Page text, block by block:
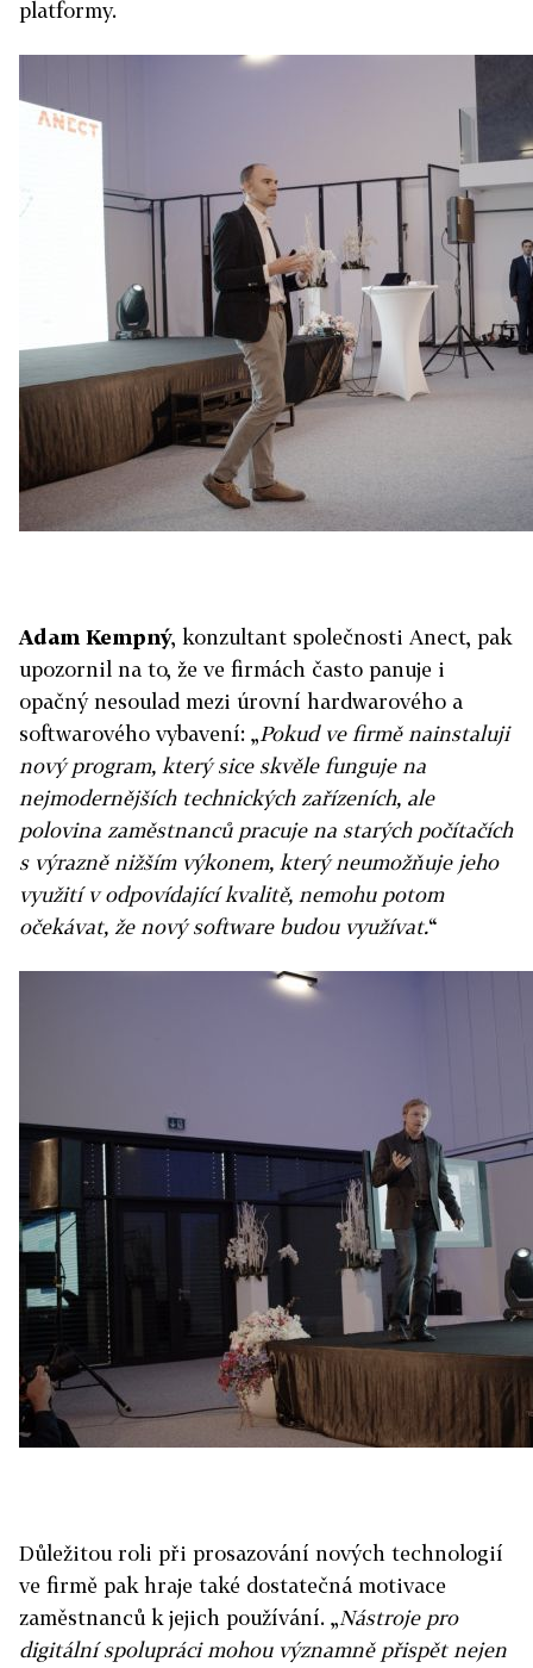
platformy.
Adam Kempný, konzultant společnosti Anect, pak
upozornil na to, že ve firmách často panuje i
opačný nesoulad mezi úrovní hardwarového a
softwarového vybavení: „Pokud ve firmě nainstaluji
nový program, který sice skvěle funguje na
nejmodernějších technických zařízeních, ale
polovina zaměstnanců pracuje na starých počítačích
s výrazně nižším výkonem, který neumožňuje jeho
využití v odpovídající kvalitě, nemohu potom
očekávat, že nový software budou využívat.“
Důležitou roli při prosazování nových technologií
ve firmě pak hraje také dostatečná motivace
zaměstnanců k jejich používání. „Nástroje pro
digitální spolupráci mohou významně přispět nejen